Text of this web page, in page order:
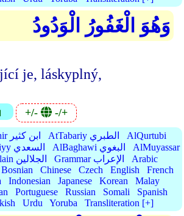
وَهُوَ الْغَفُورُ الْوَدُودُ
je, láskyplný,
+/- -/+
IbnKathir ابن كثير AtTabariy الطبري
AlQurtubi
AsSaadiyy السعدي AlBaghawi البغوي
AlMuyassar
AlJalalain الجلالين Grammar الإعراب
Arabic
Bosnian Chinese Czech English
French
Indonesian Japanese Korean
Malay
Portuguese Russian Somali
Spanish
Urdu Yoruba Transliteration [+]